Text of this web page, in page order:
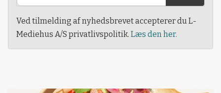
Ved tilmelding af nyhedsbrevet accepterer du L-
Mediehus A/S privatlivspolitik. Læs den her.